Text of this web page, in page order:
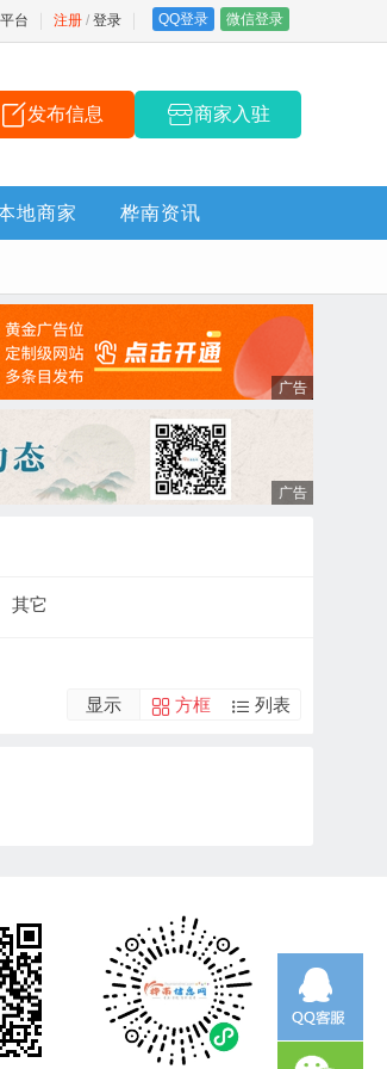
注册 / 登录 QQ登录 微信登录
台
发布信息 商家入驻
地商家 桦南资讯
其它
显示 方框 列表